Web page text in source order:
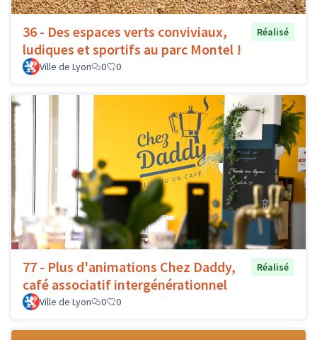
36 - Des espaces verts conviviaux,
ludiques et sportifs au parc Montel !
Réalisé
Ville de Lyon 0 0
77 - Plus d'animations Chez Daddy,
café associatif intergénérationnel
Réalisé
Ville de Lyon 0 0